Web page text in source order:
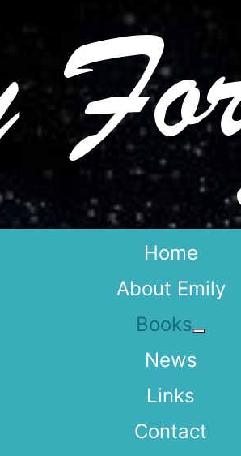
Home
About Emily
Books
News
Links
Contact